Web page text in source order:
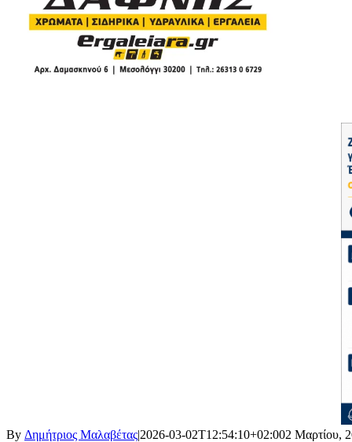
By Δημήτριος Μαλαβέτας|2026-03-02T12:54:10+02:002 Μαρτίου,